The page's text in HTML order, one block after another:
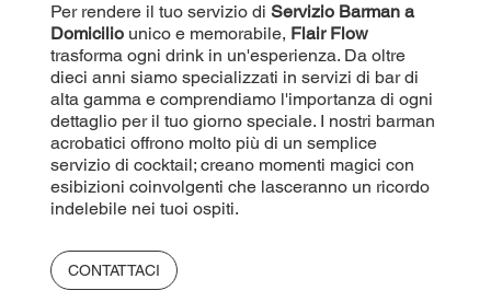
Per rendere il tuo servizio di Servizio Barman a
Domicilio unico e memorabile, Flair Flow
trasforma ogni drink in un'esperienza. Da oltre
dieci anni siamo specializzati in servizi di bar di
alta gamma e comprendiamo l'importanza di ogni
dettaglio per il tuo giorno speciale. I nostri barman
acrobatici offrono molto più di un semplice
servizio di cocktail; creano momenti magici con
esibizioni coinvolgenti che lasceranno un ricordo
indelebile nei tuoi ospiti.
CONTATTACI